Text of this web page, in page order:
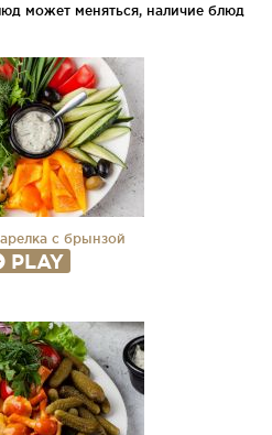
может меняться, наличие блюд
с брынзой
PLAY